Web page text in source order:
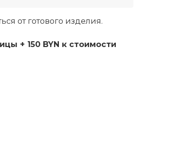
от готового изделия.
+ 150 BYN к стоимости